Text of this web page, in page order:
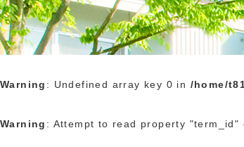
Warning : Undefined array key 0 in /home/
Warning : Attempt to read property